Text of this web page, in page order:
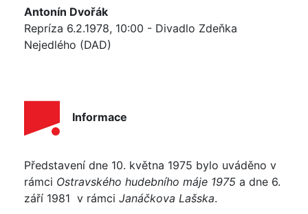
Antonín Dvořák
Repríza 6.2.1978, 10:00 - Divadlo Zdeňka
Nejedlého (DAD)
Informace
Představení dne 10. května 1975 bylo uváděno v
rámci Ostravského hudebního máje 1975 a dne 6.
září 1981 v rámci Janáčkova Lašska.